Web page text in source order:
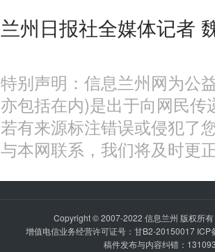
兰州日报社全媒体记者
特别声明：信息兰州网为公
亦包括在内)是出于向网民
若有来源标注错误或侵犯了
与本网联系，我们将及时更
Copyright © 2007-2022 信息兰州 版权所
增值电信业务经营许可证号：甘B2-20150017 ICP
稿件发布与内容纠错：